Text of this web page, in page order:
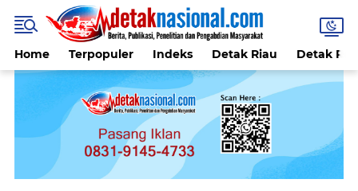
Home Terpopuler Indeks Detak Riau Detak